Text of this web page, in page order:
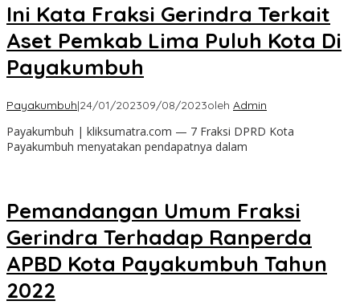
Ini Kata Fraksi Gerindra Terkait
Aset Pemkab Lima Puluh Kota Di
Payakumbuh
Payakumbuh|24/01/202309/08/2023oleh Admin
Payakumbuh | kliksumatra.com — 7 Fraksi DPRD Kota
Payakumbuh menyatakan pendapatnya dalam
Pemandangan Umum Fraksi
Gerindra Terhadap Ranperda
APBD Kota Payakumbuh Tahun
2022